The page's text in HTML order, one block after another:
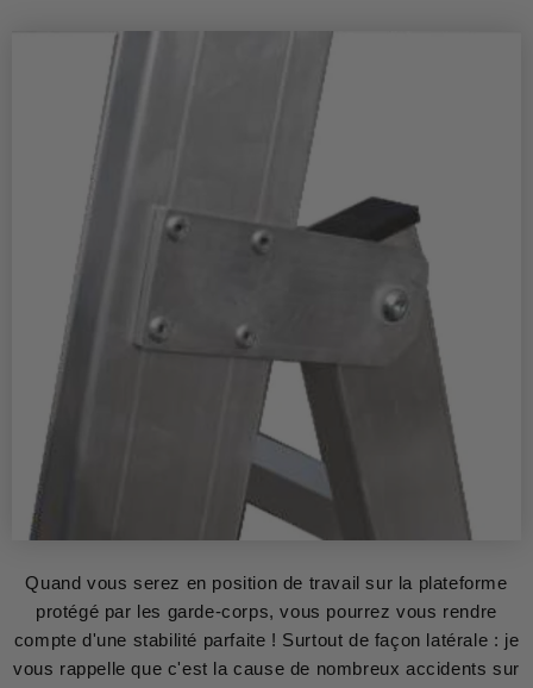
Quand vous serez en position de travail sur la plateforme
protégé par les garde-corps, vous pourrez vous rendre
compte d'une stabilité parfaite ! Surtout de façon latérale : je
vous rappelle que c'est la cause de nombreux accidents sur